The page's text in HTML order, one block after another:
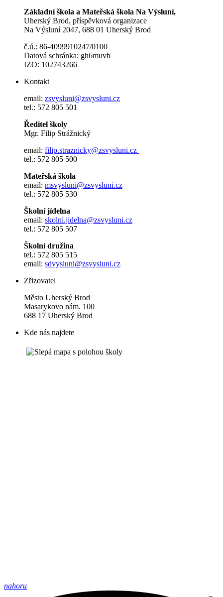
Základní škola a Mateřská škola Na Výsluní,
Uherský Brod, příspěvková organizace
Na Výsluní 2047, 688 01 Uherský Brod
č.ú.: 86-4099910247/0100
Datová schránka: gh6muvb
IZO: 102743266
Kontakt
email: zsvysluni@zsvysluni.cz
tel.: 572 805 501
Ředitel školy
Mgr. Filip Strážnický
email: filip.straznicky@zsvysluni.cz
tel.: 572 805 500
Mateřská škola
email: msvysluni@zsvysluni.cz
tel.: 572 805 530
Školní jídelna
email: skolni.jidelna@zsvysluni.cz
tel.: 572 805 507
Školní družina
tel.: 572 805 515
email: sdvysluni@zsvysluni.cz
Zřizovatel
Město Uherský Brod
Masarykovo nám. 100
688 17 Uherský Brod
Kde nás najdete
nahoru